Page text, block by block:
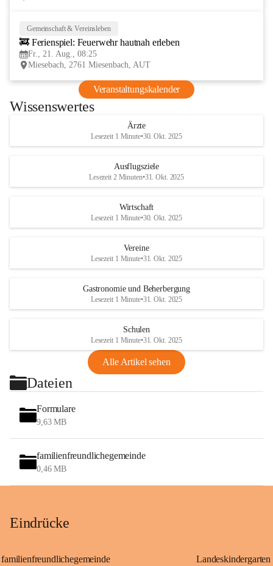
Gemeinschaft & Vereinsleben
🚒 Ferienspiel: Feuerwehr hautnah erleben
Fr., 21. Aug., 08:25
Miesebach, 2761 Miesenbach, AUT
Veranstaltungskalender
Wissenswertes
Ärzte
Lesezeit 1 Minute•30. Okt. 2025
Ausflugsziele
Lesezeit 2 Minuten•31. Okt. 2025
Wirtschaft
Lesezeit 1 Minute•30. Okt. 2025
Vereine
Lesezeit 1 Minute•31. Okt. 2025
Gastronomie und Beherbergung
Lesezeit 1 Minute•31. Okt. 2025
Schulen
Lesezeit 1 Minute•31. Okt. 2025
Alle Artikel sehen
Dateien
Formulare
9,63 MB
familienfreundlichegemeinde
0,46 MB
Eindrücke
familienfreundlichegemeinde